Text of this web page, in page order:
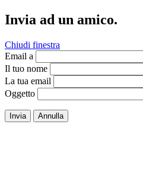
Invia ad un amico.
Chiudi finestra
Email a
Il tuo nome
La tua email
Oggetto
Invia Annulla